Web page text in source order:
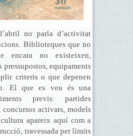
no parla d’activitat
Biblioteques que no
encara no existeixen,
equipaments
criteris o que depenen
El que es veu és una
previs: partides
concursos activats, models
apareix aquí com a
travessada per límits